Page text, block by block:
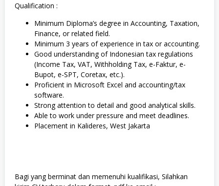
Qualification :
Minimum Diploma’s degree in Accounting, Taxation,
Finance, or related field.
Minimum 3 years of experience in tax or accounting.
Good understanding of Indonesian tax regulations
(Income Tax, VAT, Withholding Tax, e-Faktur, e-
Bupot, e-SPT, Coretax, etc.).
Proficient in Microsoft Excel and accounting/tax
software.
Strong attention to detail and good analytical skills.
Able to work under pressure and meet deadlines.
Placement in Kalideres, West Jakarta
Bagi yang berminat dan memenuhi kualifikasi, Silahkan